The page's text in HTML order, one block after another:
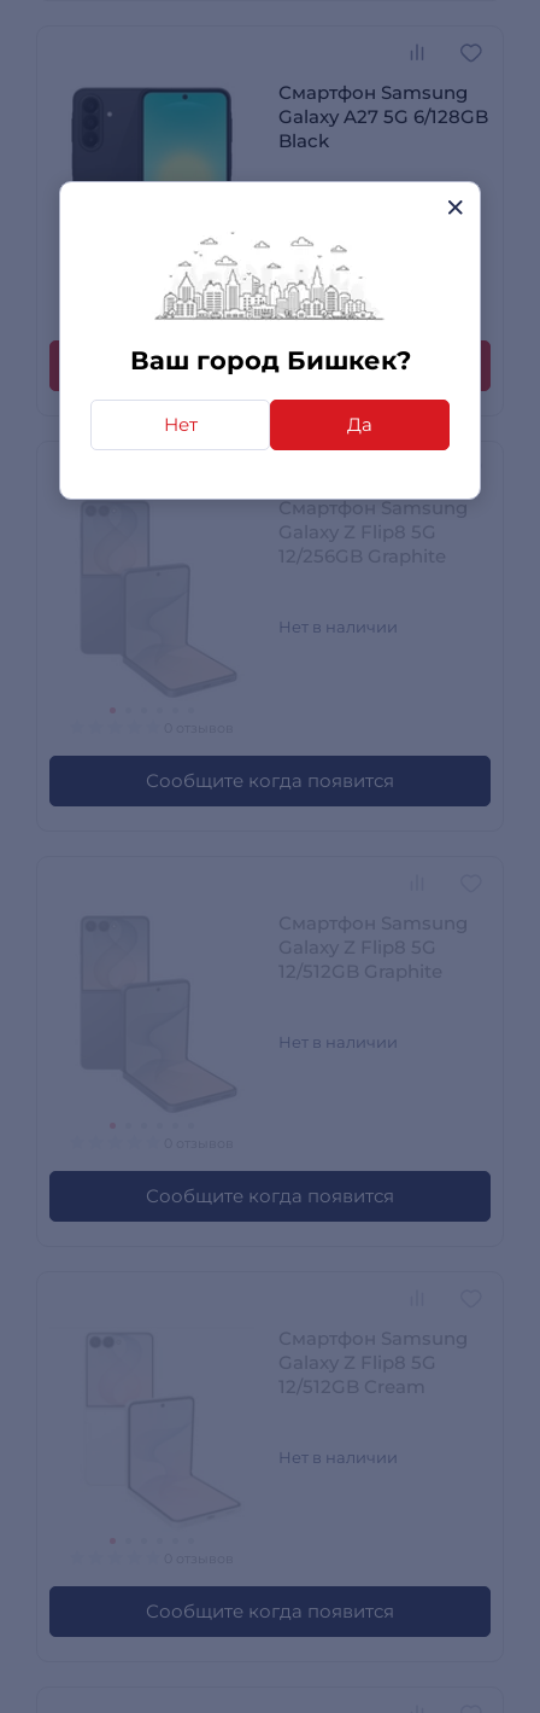
Ваш город Бишкек?
Нет Да
0 отзывов
Смартфон Samsung
Galaxy A27 5G 6/128GB
Black
30 490
Купить
Смартфон Samsung
Нет в наличии
Сообщите когда появится
Нет в наличии
Сообщите когда появится
Нет в наличии
Сообщите когда появится